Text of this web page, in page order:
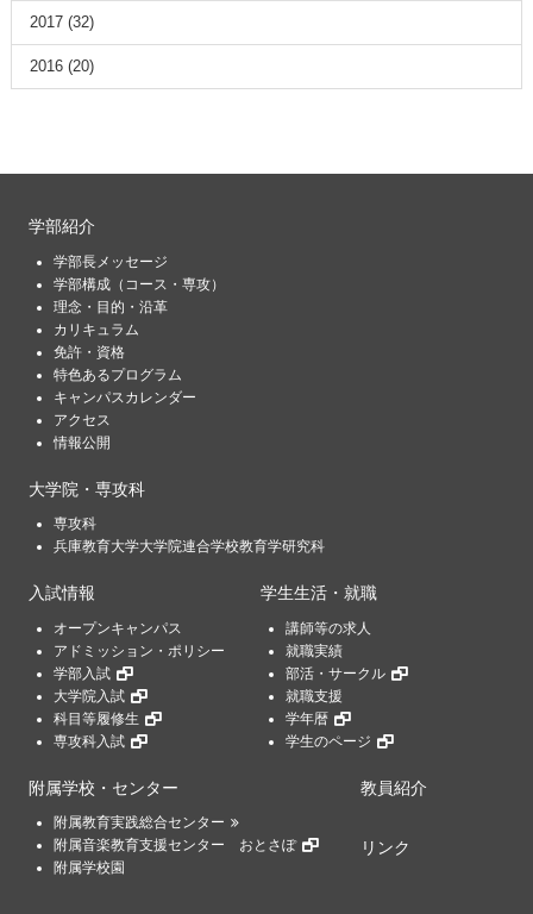
2017(32)
2016(20)
学部紹介
学部長メッセージ
学部構成（コース・専攻）
理念・目的・沿革
カリキュラム
免許・資格
特色あるプログラム
キャンパスカレンダー
アクセス
情報公開
大学院・専攻科
専攻科
兵庫教育大学大学院連合学校教育学研究科
入試情報
オープンキャンパス
アドミッション・ポリシー
学部入試
大学院入試
科目等履修生
専攻科入試
学生生活・就職
講師等の求人
就職実績
部活・サークル
就職支援
学年暦
学生のページ
附属学校・センター
附属教育実践総合センター
附属音楽教育支援センター おとさぽ
附属学校園
教員紹介
リンク